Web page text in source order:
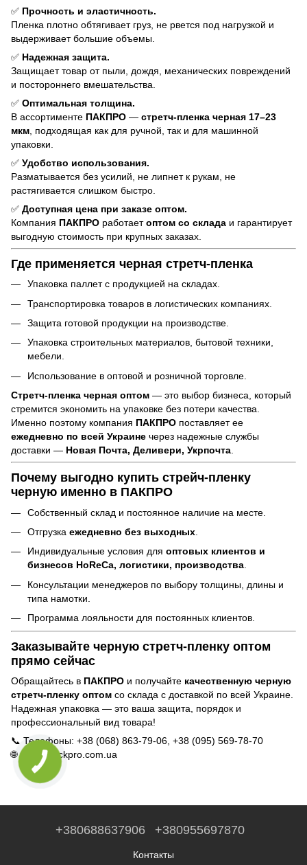
✅ Прочность и эластичность.
Пленка плотно обтягивает груз, не рвется под нагрузкой и
выдерживает большие объемы.
✅ Надежная защита.
Защищает товар от пыли, дождя, механических повреждений
и постороннего вмешательства.
✅ Оптимальная толщина.
В ассортименте ПАКПРО — стретч-пленка черная 17–23
мкм , подходящая как для ручной, так и для машинной
упаковки.
✅ Удобство использования.
Разматывается без усилий, не липнет к рукам, не
растягивается слишком быстро.
✅ Доступная цена при заказе оптом.
Компания ПАКПРО работаетоптом со склада и гарантирует
выгодную стоимость при крупных заказах.
Где применяется черная стретч-пленка
Упаковка паллет с продукцией на складах.
Транспортировка товаров в логистических компаниях.
Защита готовой продукции на производстве.
Упаковка строительных материалов, бытовой техники,
мебели.
Использование в оптовой и розничной торговле.
Стретч-пленка черная оптом — это выбор бизнеса, который
стремится экономить на упаковке без потери качества.
Именно поэтому компания ПАКПРО поставляет ее
ежедневно по всей Украине через надежные службы
доставки — Новая Почта, Деливери, Укрпочта
Почему выгодно купить стрейч-пленку
черную именно в ПАКПРО
Собственный склад и постоянное наличие на месте.
Отгрузка ежедневно без выходных
Индивидуальные условия для оптовых клиентов и
бизнесов HoReCa, логистики, производства.
Консультации менеджеров по выбору толщины, длины и
типа намотки.
Программа лояльности для постоянных клиентов.
Заказывайте черную стретч-пленку оптом
прямо сейчас
Обращайтесь в ПАКПРО и получайте качественную черную
стретч-пленку оптом со склада с доставкой по всей Украине.
Надежная упаковка — это ваша защита, порядок и
профессиональный вид товара!
📞 Телефоны: +38 (068) 863-79-06, +38 (095) 569-78-70
🌐 Сайт:packpro.com.ua
+380688637906 +380955697870
Контакты